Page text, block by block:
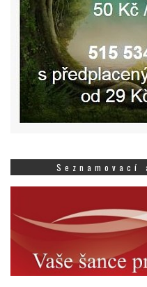
Seznamovací